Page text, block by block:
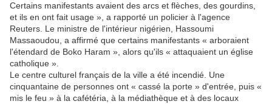
Certains manifestants avaient des arcs et flèches, des gourdins,
et ils en ont fait usage », a rapporté un policier à l'agence
Reuters. Le ministre de l'intérieur nigérien, Hassoumi
Massaoudou, a affirmé que certains manifestants « arboraient
l'étendard de Boko Haram », alors qu'ils « attaquaient un église
catholique ».
Le centre culturel français de la ville a été incendié. Une
cinquantaine de personnes ont « cassé la porte » d'entrée, puis «
mis le feu » à la cafétéria, à la médiathèque et à des locaux